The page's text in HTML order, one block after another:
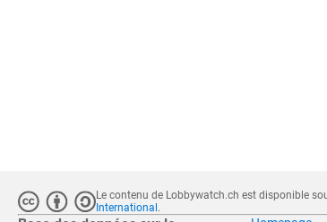
Le contenu de Lobbywatch.ch est disponible
International .